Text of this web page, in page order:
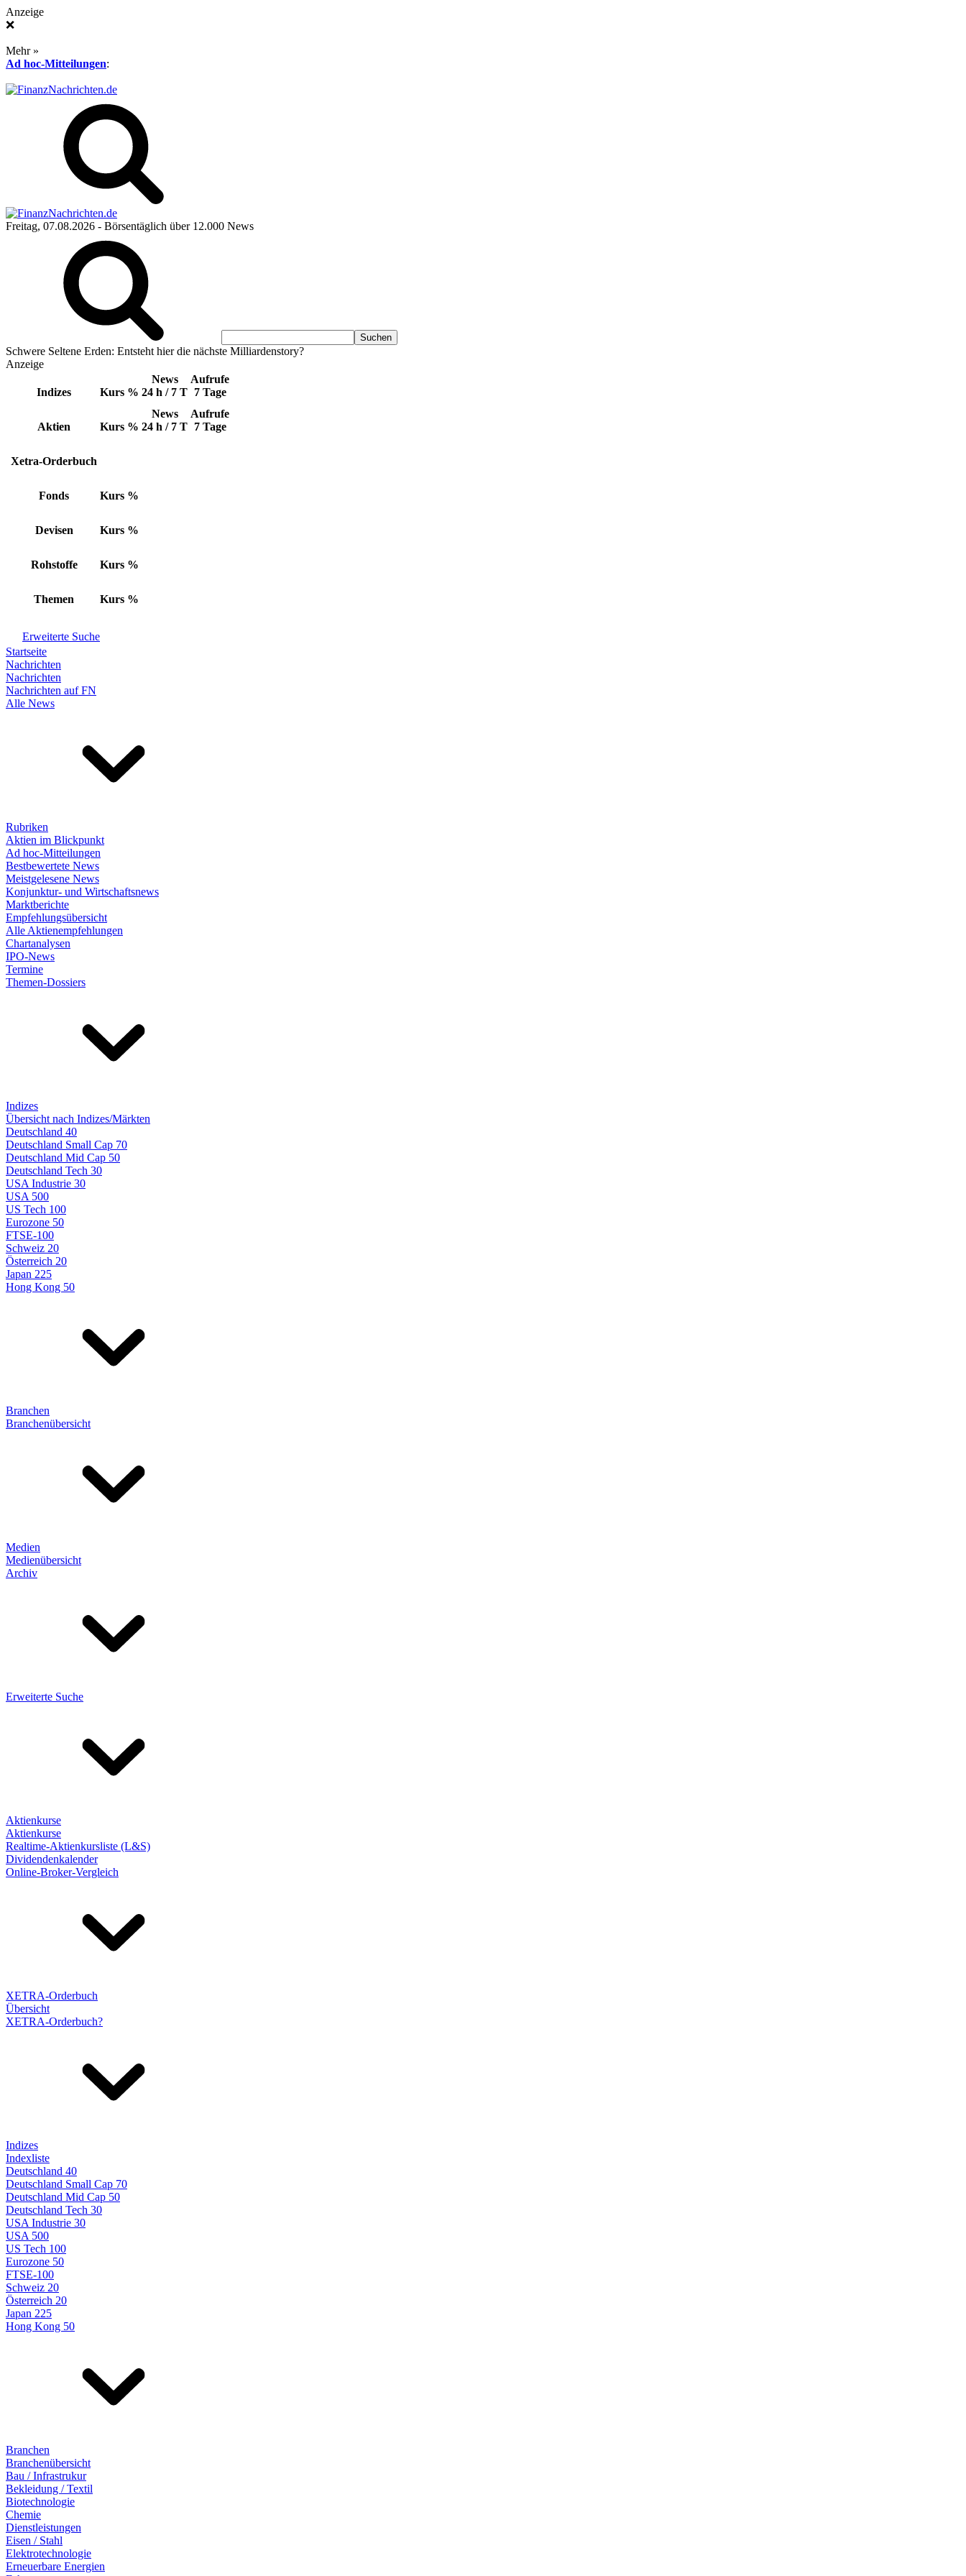
Anzeige
❌
Mehr »
Ad hoc-Mitteilungen:
Freitag, 07.08.2026 - Börsentäglich über 12.000 News
Schwere Seltene Erden: Entsteht hier die nächste Milliardenstory?
Anzeige
Indizes Kurs %
News
24 h / 7 T
Aufrufe
7 Tage
Aktien Kurs %
News
24 h / 7 T
Aufrufe
7 Tage
Xetra-Orderbuch
Fonds Kurs %
Devisen Kurs %
Rohstoffe Kurs %
Themen Kurs %
Erweiterte Suche
Startseite
Nachrichten
Nachrichten
Nachrichten auf FN
Alle News
Rubriken
Aktien im Blickpunkt
Ad hoc-Mitteilungen
Bestbewertete News
Meistgelesene News
Konjunktur- und Wirtschaftsnews
Marktberichte
Empfehlungsübersicht
Alle Aktienempfehlungen
Chartanalysen
IPO-News
Termine
Themen-Dossiers
Indizes
Übersicht nach Indizes/Märkten
Deutschland 40
Deutschland Small Cap 70
Deutschland Mid Cap 50
Deutschland Tech 30
USA Industrie 30
USA 500
US Tech 100
Eurozone 50
FTSE-100
Schweiz 20
Österreich 20
Japan 225
Hong Kong 50
Branchen
Branchenübersicht
Medien
Medienübersicht
Archiv
Erweiterte Suche
Aktienkurse
Aktienkurse
Realtime-Aktienkursliste (L&S)
Dividendenkalender
Online-Broker-Vergleich
XETRA-Orderbuch
Übersicht
XETRA-Orderbuch?
Indizes
Indexliste
Deutschland 40
Deutschland Small Cap 70
Deutschland Mid Cap 50
Deutschland Tech 30
USA Industrie 30
USA 500
US Tech 100
Eurozone 50
FTSE-100
Schweiz 20
Österreich 20
Japan 225
Hong Kong 50
Branchen
Branchenübersicht
Bau / Infrastrukur
Bekleidung / Textil
Biotechnologie
Chemie
Dienstleistungen
Eisen / Stahl
Elektrotechnologie
Erneuerbare Energien